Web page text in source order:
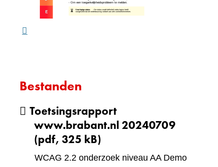
Bestanden
Toetsingsrapport
www.brabant.nl 20240709
(pdf, 325 kB)
WCAG 2.2 onderzoek niveau AA Demo